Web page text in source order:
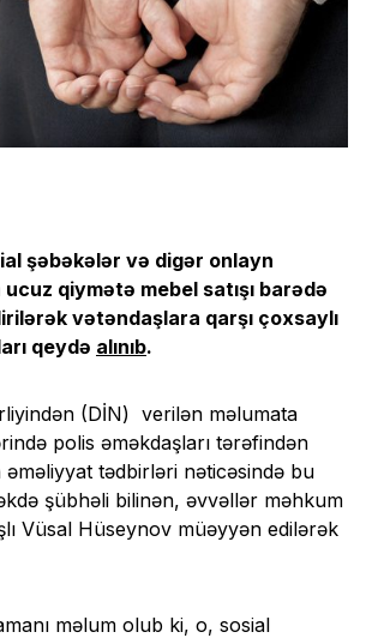
şəbəkələr və digər onlayn
qiymətə mebel satışı barədə
vətəndaşlara qarşı çoxsaylı
qeydə alınıb.
(DİN) verilən məlumata
polis əməkdaşları tərəfindən
tədbirləri nəticəsində bu
şübhəli bilinən, əvvəllər məhkum
Vüsal Hüseynov müəyyən edilərək
məlum olub ki, o, sosial